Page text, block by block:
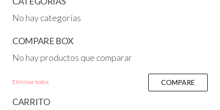
No hay categorías
COMPARE BOX
No hay productos que comparar
Eliminar todos COMPARE
CARRITO